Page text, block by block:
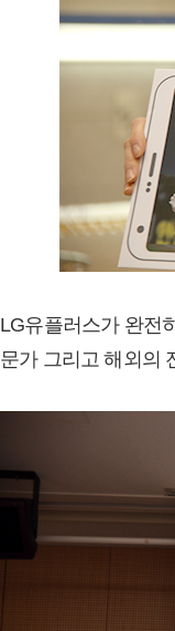
LG유플러스가 완전
문가 그리고 해외의